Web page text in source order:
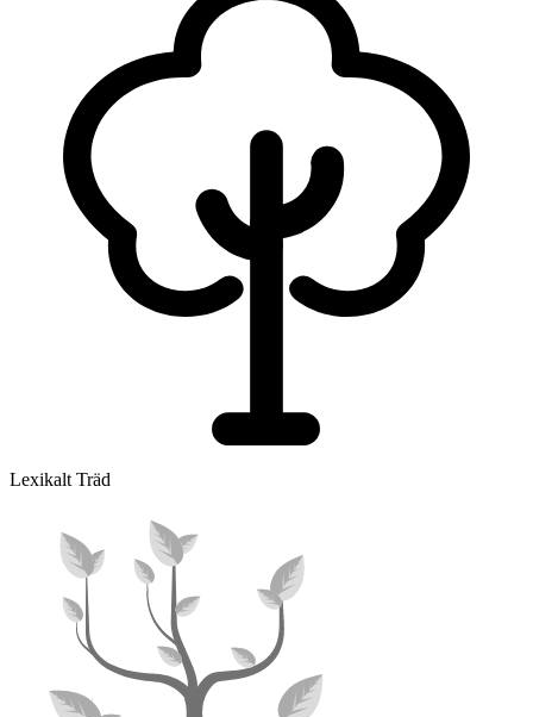
Lexikalt Träd